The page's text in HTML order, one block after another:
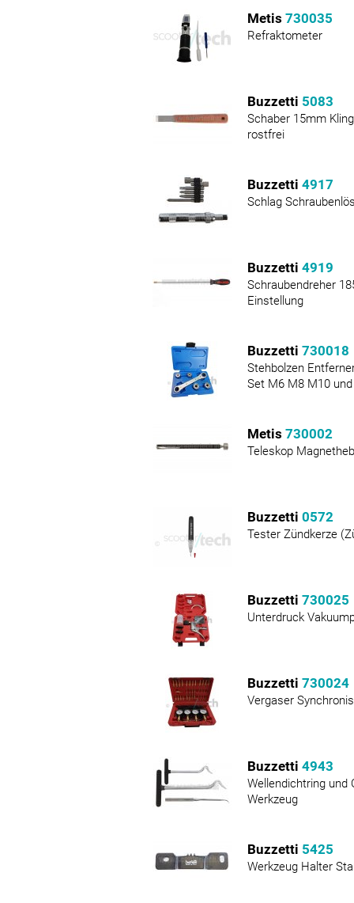
Metis 730035
Refraktometer
Buzzetti 5083
Schaber 15mm
rostfrei
Buzzetti 4917
Schlag
Buzzetti 4919
Schraubendreher
Einstellung
Buzzetti 730018
Stehbolzen
Set M6 M8 M10
Metis 730002
Teleskop
Buzzetti 0572
Tester Zündkerze
Buzzetti 730025
Unterdruck
Buzzetti 730024
Vergaser
Buzzetti 4943
Wellendichtring und
Werkzeug
Buzzetti 5425
Werkzeug Halter